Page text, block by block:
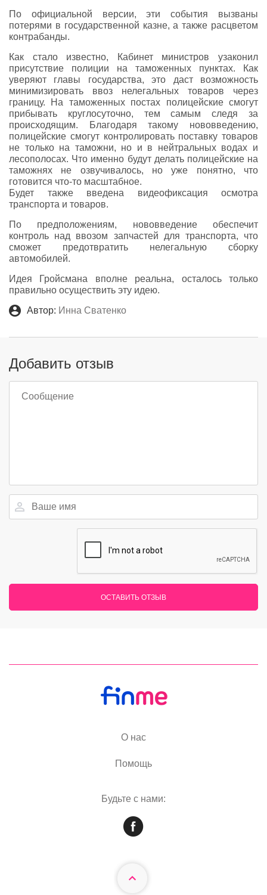
По официальной версии, эти события вызваны
потерями в государственной казне, а также расцветом
контрабанды.
Как стало известно, Кабинет министров узаконил
присутствие полиции на таможенных пунктах. Как
уверяют главы государства, это даст возможность
минимизировать ввоз нелегальных товаров через
границу. На таможенных постах полицейские смогут
прибывать круглосуточно, тем самым следя за
происходящим. Благодаря такому нововведению,
полицейские смогут контролировать поставку товаров
не только на таможни, но и в нейтральных водах и
лесополосах. Что именно будут делать полицейские на
таможнях не озвучивалось, но уже понятно, что
готовится что-то масштабное.
Будет также введена видеофиксация осмотра
транспорта и товаров.
По предположениям, нововведение обеспечит
контроль над ввозом запчастей для транспорта, что
сможет предотвратить нелегальную сборку
автомобилей.
Идея Гройсмана вполне реальна, осталось только
правильно осуществить эту идею.
Автор: Инна Сватенко
Добавить отзыв
ОСТАВИТЬ ОТЗЫВ
О нас
Помощь
Будьте с нами: